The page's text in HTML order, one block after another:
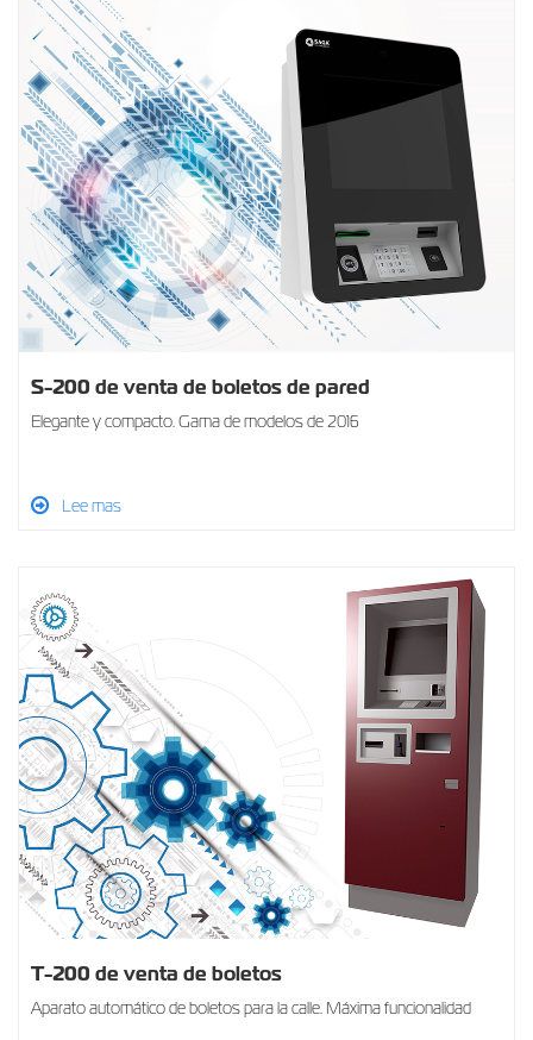
S-200 de venta de boletos de pared
Elegante y compacto. Gama de modelos de 2016
Lee mas
T-200 de venta de boletos
Aparato automático de boletos para la calle. Máxima funcionalidad